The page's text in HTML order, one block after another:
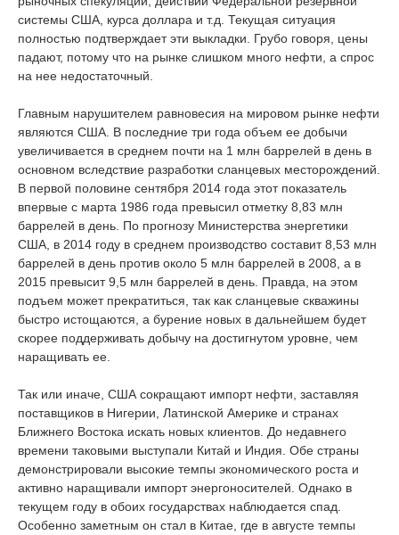
системы США, курса доллара и т.д. Текущая ситуация
полностью подтверждает эти выкладки. Грубо говоря, цены
падают, потому что на рынке слишком много нефти, а спрос
на нее недостаточный.
Главным нарушителем равновесия на мировом рынке нефти
являются США. В последние три года объем ее добычи
увеличивается в среднем почти на 1 млн баррелей в день в
основном вследствие разработки сланцевых месторождений.
В первой половине сентября 2014 года этот показатель
впервые с марта 1986 года превысил отметку 8,83 млн
баррелей в день. По прогнозу Министерства энергетики
США, в 2014 году в среднем производство составит 8,53 млн
баррелей в день против около 5 млн баррелей в 2008, а в
2015 превысит 9,5 млн баррелей в день. Правда, на этом
подъем может прекратиться, так как сланцевые скважины
быстро истощаются, а бурение новых в дальнейшем будет
скорее поддерживать добычу на достигнутом уровне, чем
наращивать ее.
Так или иначе, США сокращают импорт нефти, заставляя
поставщиков в Нигерии, Латинской Америке и странах
Ближнего Востока искать новых клиентов. До недавнего
времени таковыми выступали Китай и Индия. Обе страны
демонстрировали высокие темпы экономического роста и
активно наращивали импорт энергоносителей. Однако в
текущем году в обоих государствах наблюдается спад.
Особенно заметным он стал в Китае, где в августе темпы